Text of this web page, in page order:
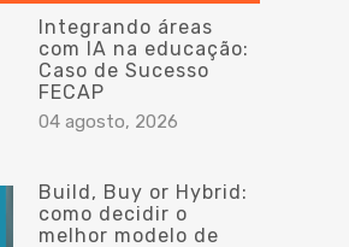
Integrando áreas
com IA na educação:
Caso de Sucesso
FECAP
04 agosto, 2026
Build, Buy or Hybrid:
como decidir o
melhor modelo de